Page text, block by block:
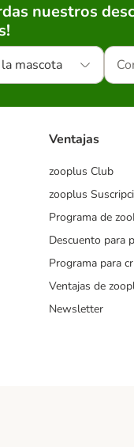
nuestros
mascota
Ventajas
zooplus Club
zooplus
Programa de
Descuento para
Programa para
Ventajas de
Newsletter